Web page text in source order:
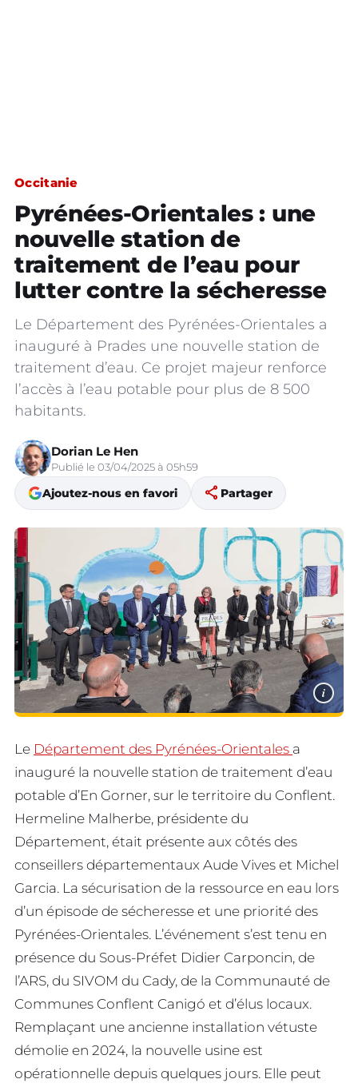
Occitanie
Pyrénées-Orientales : une
nouvelle station de
traitement de l’eau pour
lutter contre la sécheresse
Le Département des Pyrénées-Orientales a
inauguré à Prades une nouvelle station de
traitement d’eau. Ce projet majeur renforce
l’accès à l’eau potable pour plus de 8 500
habitants.
Dorian Le Hen
Publié le 03/04/2025 à 05h59
Ajoutez-nous en favori share Partager
i
Le Département des Pyrénées-Orientales a
inauguré la nouvelle station de traitement d’eau
potable d’En Gorner, sur le territoire du Conflent.
Hermeline Malherbe, présidente du
Département, était présente aux côtés des
conseillers départementaux Aude Vives et Michel
Garcia. La sécurisation de la ressource en eau lors
d’un épisode de sécheresse et une priorité des
Pyrénées-Orientales. L’événement s’est tenu en
présence du Sous-Préfet Didier Carponcin, de
l’ARS, du SIVOM du Cady, de la Communauté de
Communes Conflent Canigó et d’élus locaux.
Remplaçant une ancienne installation vétuste
démolie en 2024, la nouvelle usine est
opérationnelle depuis quelques jours. Elle peut